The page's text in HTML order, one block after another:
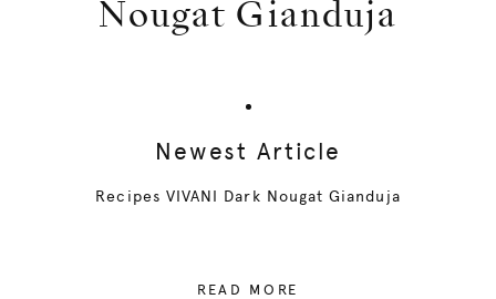
Nougat Gianduja
Newest Article
Recipes VIVANI Dark Nougat Gianduja
READ MORE